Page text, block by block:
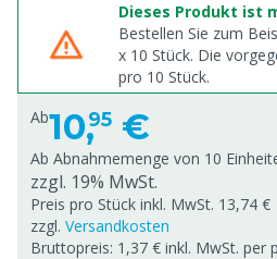
Dieses Produkt ist
Bestellen Sie zum
x 10 Stück. Die
pro 10 Stück.
Ab10,95 €
Ab Abnahmemenge von 10
zzgl. 19% MwSt.
Preis pro Stück inkl. MwSt. 13,74 €
zzgl. Versandkosten
Bruttopreis: 1,37 € inkl. MwSt. per